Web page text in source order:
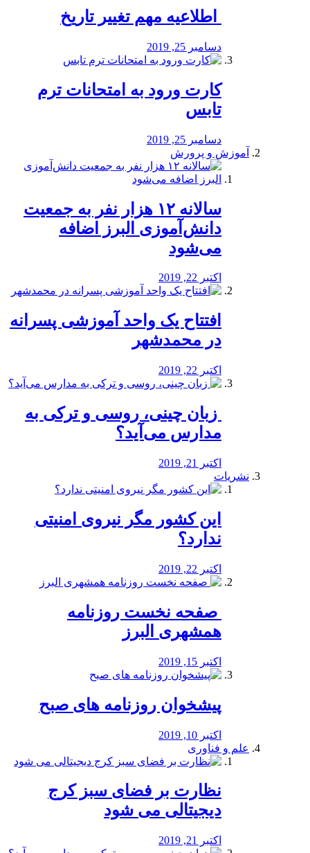
️ اطلاعیه مهم تغییر تاریخ
دسامبر 25, 2019
کارت ورود به امتحانات ترم
تابس
دسامبر 25, 2019
آموزش و پرورش
️سالانه ۱۲ هزار نفر به جمعیت
دانش‌آموزی البرز اضافه
می‌شود
اکتبر 22, 2019
افتتاح یک واحد آموزشی پسرانه
در محمدشهر
اکتبر 22, 2019
️ زبان چینی، روسی و ترکی به
مدارس می‌آید؟
اکتبر 21, 2019
نشریات
این کشور مگر نیروی امنیتی
ندارد؟
اکتبر 22, 2019
️ صفحه نخست روزنامه‌
همشهری البرز
اکتبر 15, 2019
پیشخوان روزنامه های صبح
اکتبر 10, 2019
علم و فناوری
نظارت بر فضای سبز کرج
دیجیتالی می شود
اکتبر 21, 2019